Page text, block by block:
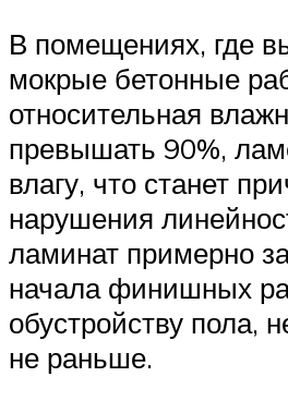
В помещениях, где
мокрые бетонные
относительная
превышать 90%,
влагу, что станет
нарушения
ламинат примерно
начала финишных
обустройству пола,
не раньше.